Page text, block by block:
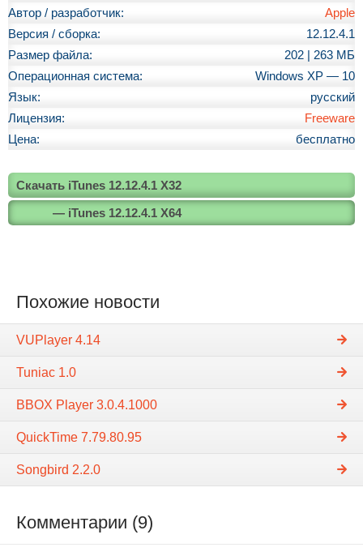
Автор / разработчик:
Apple
Версия / сборка:
12.12.4.1
Размер файла:
202 | 263 МБ
Операционная система:
Windows XP — 10
Язык:
русский
Лицензия:
Freeware
Цена:
бесплатно
Скачать iTunes 12.12.4.1 Х32
— iTunes 12.12.4.1 Х64
Похожие новости
VUPlayer 4.14
Tuniac 1.0
BBOX Player 3.0.4.1000
QuickTime 7.79.80.95
Songbird 2.2.0
Комментарии (9)